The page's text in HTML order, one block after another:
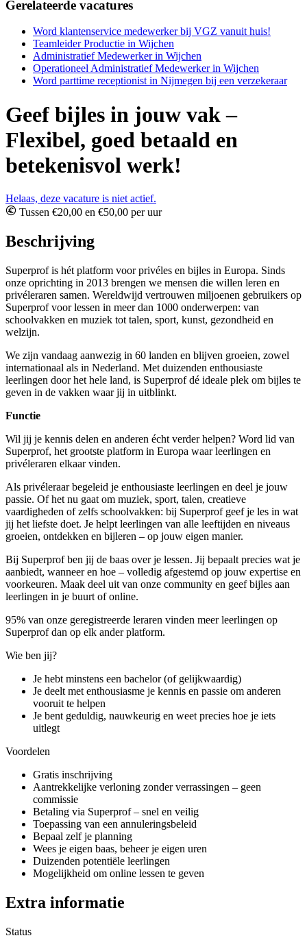
Gerelateerde vacatures
Word klantenservice medewerker bij VGZ vanuit huis!
Teamleider Productie in Wijchen
Administratief Medewerker in Wijchen
Operationeel Administratief Medewerker in Wijchen
Word parttime receptionist in Nijmegen bij een verzekeraar
Geef bijles in jouw vak –
Flexibel, goed betaald en
betekenisvol werk!
Helaas, deze vacature is niet actief.
Tussen €20,00 en €50,00 per uur
Beschrijving
Superprof is hét platform voor privéles en bijles in Europa. Sinds
onze oprichting in 2013 brengen we mensen die willen leren en
privéleraren samen. Wereldwijd vertrouwen miljoenen gebruikers op
Superprof voor lessen in meer dan 1000 onderwerpen: van
schoolvakken en muziek tot talen, sport, kunst, gezondheid en
welzijn.
We zijn vandaag aanwezig in 60 landen en blijven groeien, zowel
internationaal als in Nederland. Met duizenden enthousiaste
leerlingen door het hele land, is Superprof dé ideale plek om bijles te
geven in de vakken waar jij in uitblinkt.
Functie
Wil jij je kennis delen en anderen écht verder helpen? Word lid van
Superprof, het grootste platform in Europa waar leerlingen en
privéleraren elkaar vinden.
Als privéleraar begeleid je enthousiaste leerlingen en deel je jouw
passie. Of het nu gaat om muziek, sport, talen, creatieve
vaardigheden of zelfs schoolvakken: bij Superprof geef je les in wat
jij het liefste doet. Je helpt leerlingen van alle leeftijden en niveaus
groeien, ontdekken en bijleren – op jouw eigen manier.
Bij Superprof ben jij de baas over je lessen. Jij bepaalt precies wat je
aanbiedt, wanneer en hoe – volledig afgestemd op jouw expertise en
voorkeuren. Maak deel uit van onze community en geefbijles aan
leerlingen in je buurt of online.
95% van onze geregistreerde leraren vinden meer leerlingen op
Superprof dan op elk ander platform.
Wie ben jij?
Je hebt minstens een bachelor (of gelijkwaardig)
Je deelt met enthousiasme je kennis en passie om anderen
vooruit te helpen
Je bent geduldig, nauwkeurig en weet precies hoe je iets
uitlegt
Voordelen
Gratis inschrijving
Aantrekkelijke verloning zonder verrassingen – geen
commissie
Betaling via Superprof – snel en veilig
Toepassing van een annuleringsbeleid
Bepaal zelf je planning
Wees je eigen baas, beheer je eigen uren
Duizenden potentiële leerlingen
Mogelijkheid om online lessen te geven
Extra informatie
Status